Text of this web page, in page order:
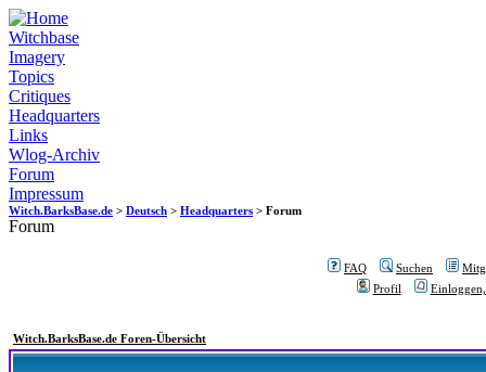
Witchbase
Imagery
Topics
Critiques
Headquarters
Links
Wlog-Archiv
Forum
Impressum
Witch.BarksBase.de > Deutsch > Headquarters > Forum
Forum
FAQ Suchen
Profil
Witch.BarksBase.de Foren-Übersicht